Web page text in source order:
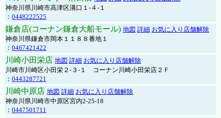
神奈川県川崎市高津区溝口１-４-１
： 0448222525
鎌倉店(コーナン鎌倉大船モール) 地図 詳細 お気に入り店舗解除
神奈川県鎌倉市岡本１１８８番地１
： 0467421422
川崎小田栄店 地図 詳細 お気に入り店舗解除
川崎市川崎区小田栄２‐３‐１ コーナン川崎小田栄店２Ｆ
： 0443287721
川崎中原店 地図 詳細 お気に入り店舗解除
神奈川県川崎市中原区宮内2-25-18
： 0447501711